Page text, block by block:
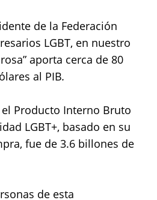
de la Federación
LGBT, en nuestro
aporta cerca de 80
al PIB.
Producto Interno Bruto
LGBT+, basado en su
fue de 3.6 billones de
de esta